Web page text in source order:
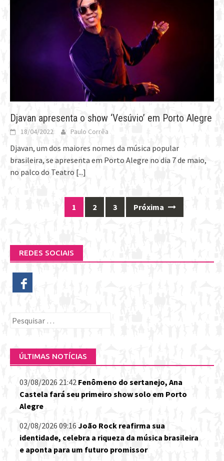
Djavan apresenta o show ‘Vesúvio’ em Porto Alegre
18/04/2022 Paulo Corrêa
Djavan, um dos maiores nomes da música popular
brasileira, se apresenta em Porto Alegre no dia 7 de maio,
no palco do Teatro [...]
1 2 3 Próxima
REDES SOCIAIS
Pesquisar
ÚLTIMAS NOTÍCIAS
03/08/2026 21:42 Fenômeno do sertanejo, Ana
Castela fará seu primeiro show solo em Porto
Alegre
02/08/2026 09:16 João Rock reafirma sua
identidade, celebra a riqueza da música brasileira
e aponta para um futuro promissor